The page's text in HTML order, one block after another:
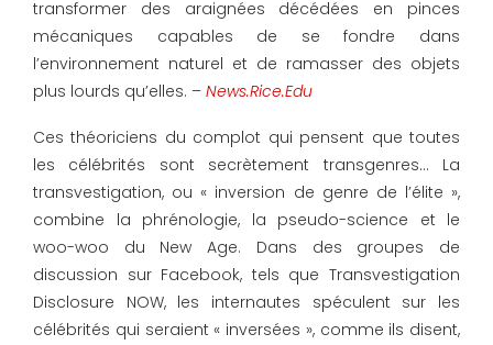
transformer des araignées décédées en pinces
mécaniques capables de se fondre dans
l’environnement naturel et de ramasser des objets
plus lourds qu’elles. – News.Rice.Edu
Ces théoriciens du complot qui pensent que toutes
les célébrités sont secrètement transgenres… La
transvestigation, ou « inversion de genre de l’élite »,
combine la phrénologie, la pseudo-science et le
woo-woo du New Age. Dans des groupes de
discussion sur Facebook, tels que Transvestigation
Disclosure NOW, les internautes spéculent sur les
célébrités qui seraient « inversées », comme ils disent,